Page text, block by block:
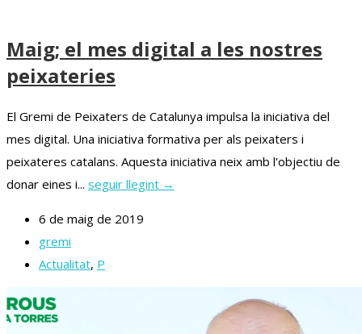
Maig; el mes digital a les nostres
peixateries
El Gremi de Peixaters de Catalunya impulsa la iniciativa del
mes digital. Una iniciativa formativa per als peixaters i
peixateres catalans. Aquesta iniciativa neix amb l'objectiu de
donar eines i... seguir llegint →
6 de maig de 2019
gremi
Actualitat, P